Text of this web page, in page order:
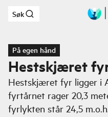
Hopp til hovedinnhold
Søk
På egen hånd
Hestskjæret
Hestskjæret fyr ligger i
fyrtårnet rager 20,3
fyrlykten står 24,5